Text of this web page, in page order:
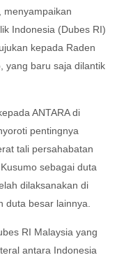
menyampaikan
Indonesia (Dubes RI)
kepada Raden
yang baru saja dilantik
ANTARA di
pentingnya
tali persahabatan
sebagai duta
dilaksanakan di
duta besar lainnya.
RI Malaysia yang
antara Indonesia